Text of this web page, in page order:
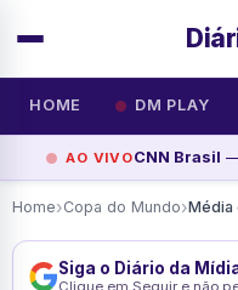
HOME DM PLAY
AO VIVOCNN Brasil —
Home›Copa do Mundo›
Siga o Diário da
Clique em Seguir e não